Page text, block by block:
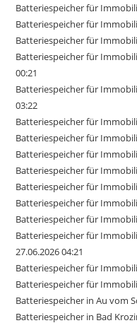
Batteriespeicher für
Batteriespeicher für
Batteriespeicher für
Batteriespeicher für
00:21
Batteriespeicher für
03:22
Batteriespeicher für
Batteriespeicher für
Batteriespeicher für
Batteriespeicher für
Batteriespeicher für
Batteriespeicher für
Batteriespeicher für
Batteriespeicher für
27.06.2026 04:21
Batteriespeicher für
Batteriespeicher für
Batteriespeicher in Au vom
Batteriespeicher in Bad